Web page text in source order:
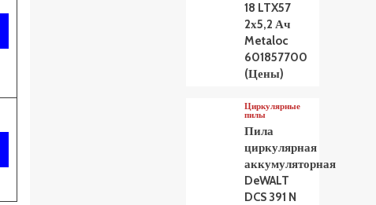
18 LTX57
2х5,2 Ач
Metaloc
601857700
(Цены)
Циркулярные
пилы
Пила
циркулярная
аккумуляторная
DeWALT
DCS 391 N